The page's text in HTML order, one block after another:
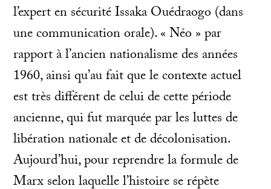
l’expert en sécurité Issaka Ouédraogo (dans
une communication orale). « Néo » par
rapport à l’ancien nationalisme des années
1960, ainsi qu’au fait que le contexte actuel
est très différent de celui de cette période
ancienne, qui fut marquée par les luttes de
libération nationale et de décolonisation.
Aujourd’hui, pour reprendre la formule de
Marx selon laquelle l’histoire se répète